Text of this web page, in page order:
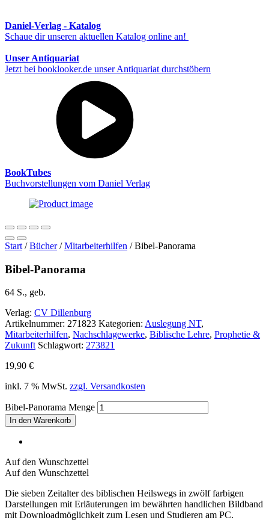
Daniel-Verlag - Katalog
Schaue dir unseren aktuellen Katalog online an!
Unser Antiquariat
Jetzt bei booklooker.de unser Antiquariat durchstöbern
BookTubes
Buchvorstellungen vom Daniel Verlag
Start /Bücher/Mitarbeiterhilfen / Bibel-Panorama
Bibel-Panorama
64 S., geb.
Verlag: CV Dillenburg
Artikelnummer: 271823 Kategorien: Auslegung NT,
Mitarbeiterhilfen, Nachschlagewerke, Biblische Lehre, Prophetie &
Zukunft Schlagwort: 273821
19,90 €
inkl. 7 % MwSt. zzgl. Versandkosten
Bibel-Panorama Menge
In den Warenkorb
Auf den Wunschzettel
Auf den Wunschzettel
Die sieben Zeitalter des biblischen Heilswegs in zwölf farbigen
Darstellungen mit Erläuterungen im bewährten handlichen Bildband
mit Downloadmöglichkeit zum Lesen und Studieren am PC.